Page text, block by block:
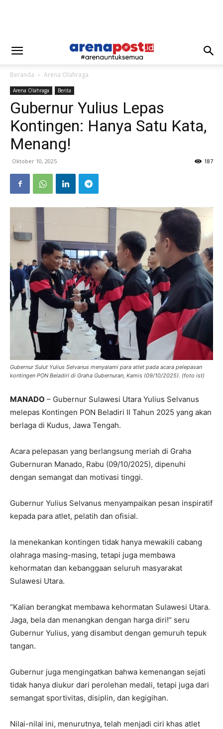
Beranda Arena Olahraga
Arena Olahraga Berita
Gubernur Yulius Lepas
Kontingen: Hanya Satu Kata,
Menang!
Oktober 10, 2025 187
Gubernur Sulut Yulius Selvanus menyalami para atlet pada acara pelepasan
kontingen PON Beladiri di Graha Gubernuran, Kamis (09/10/2025). (foto ist)
MANADO – Gubernur Sulawesi Utara Yulius Selvanus
melepas Kontingen PON Beladiri II Tahun 2025 yang akan
berlaga di Kudus, Jawa Tengah.
Acara pelepasan yang berlangsung meriah di Graha
Gubernuran Manado, Rabu (09/10/2025), dipenuhi
dengan semangat dan motivasi tinggi.
Gubernur Yulius Selvanus menyampaikan pesan inspiratif
kepada para atlet, pelatih dan ofisial.
Ia menekankan kontingen tidak hanya mewakili cabang
olahraga masing-masing, tetapi juga membawa
kehormatan dan kebanggaan seluruh masyarakat
Sulawesi Utara.
“Kalian berangkat membawa kehormatan Sulawesi Utara.
Jaga, bela dan menangkan dengan harga diri!” seru
Gubernur Yulius, yang disambut dengan gemuruh tepuk
tangan.
Gubernur juga mengingatkan bahwa kemenangan sejati
tidak hanya diukur dari perolehan medali, tetapi juga dari
semangat sportivitas, disiplin, dan kegigihan.
Nilai-nilai ini, menurutnya, telah menjadi ciri khas atlet